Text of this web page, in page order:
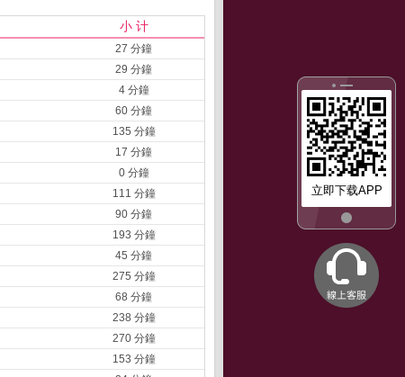
立即下载APP
小 计
27 分鐘
29 分鐘
4 分鐘
60 分鐘
135 分鐘
17 分鐘
0 分鐘
111 分鐘
90 分鐘
193 分鐘
45 分鐘
275 分鐘
68 分鐘
238 分鐘
270 分鐘
153 分鐘